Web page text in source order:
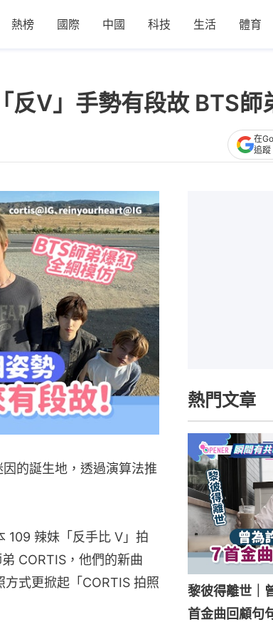
熱榜 國際 中國 科技 生活 體育
V」手勢有段故 BTS師
在
追蹤
的誕生地，透過演算法推
109 辣妹「反手比 V」拍
CORTIS，他們的新曲
方式更掀起「CORTIS 拍照
熱門文章
黎彼得離世｜
首金曲回顧句